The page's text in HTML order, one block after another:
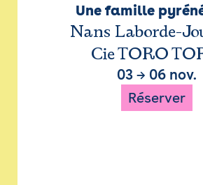
Une famille
Nans Laborde-
Cie TORO
03 → 06 nov.
Réserver